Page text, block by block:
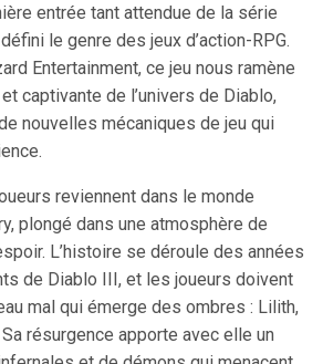
entrée tant attendue de la série
le genre des jeux d’action-RPG.
Entertainment, ce jeu nous ramène
captivante de l’univers de Diablo,
nouvelles mécaniques de jeu qui
reviennent dans le monde
plongé dans une atmosphère de
L’histoire se déroule des années
de Diablo III, et les joueurs doivent
mal qui émerge des ombres : Lilith,
résurgence apporte avec elle un